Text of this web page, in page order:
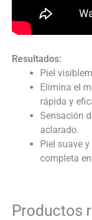
Resultados:
Piel
Elimina el
rápida y
Sensación
aclarado.
Piel suave
completa
Productos